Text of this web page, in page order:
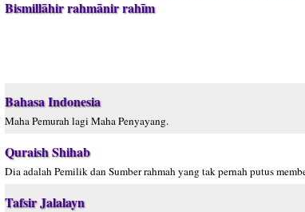
Bismillāhir rahmānir rahīm
Bahasa Indonesia
Maha Pemurah lagi Maha Penyayang.
Quraish Shihab
Dia adalah Pemilik dan Sumber rahmah yang tak pernah putus
Tafsir Jalalayn